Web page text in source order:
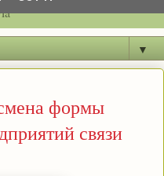
▼
формы
связи